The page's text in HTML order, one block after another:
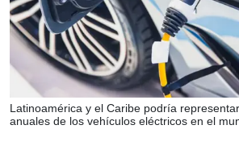
Latinoamérica y el Caribe podría
anuales de los vehículos eléctricos en el